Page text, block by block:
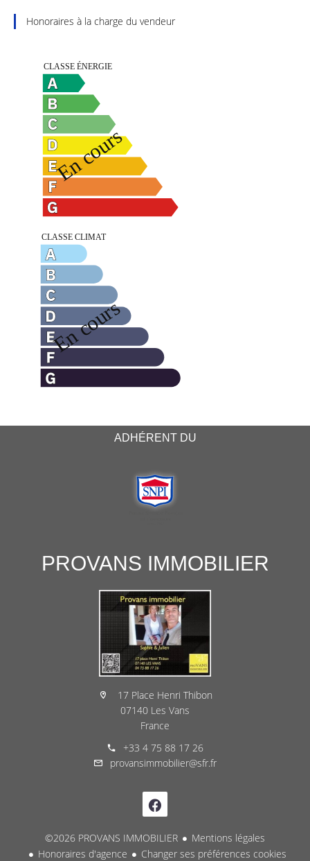
Honoraires à la charge du vendeur
ADHÉRENT DU
PROVANS IMMOBILIER
17 Place Henri Thibon
07140 Les Vans
France
+33 4 75 88 17 26
provansimmobilier@sfr.fr
©2026 PROVANS IMMOBILIER
Mentions légales
Honoraires d'agence
Changer ses préférences cookies